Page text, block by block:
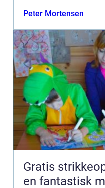
uundværligt tilbehør til
Peter Mortensen
Gratis
en fantastisk